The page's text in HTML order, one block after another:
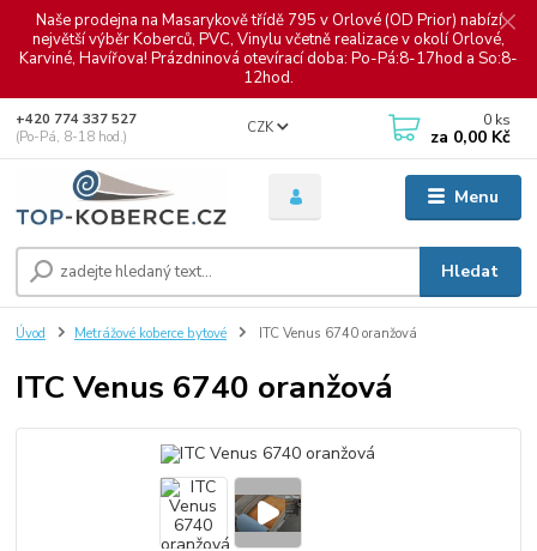
Naše prodejna na Masarykově třídě 795 v Orlové (OD Prior) nabízí
největší výběr Koberců, PVC, Vinylu včetně realizace v okolí Orlové,
Karviné, Havířova! Prázdninová otevírací doba: Po-Pá:8-17hod a So:8-
12hod.
Menu
CZK
Hledat
+420 774 337 527
(Po-Pá, 8-18 hod.)
0 ks
za 0,00 Kč
Úvod Metrážové koberce bytové ITC Venus 6740 oranžová
ITC Venus 6740 oranžová